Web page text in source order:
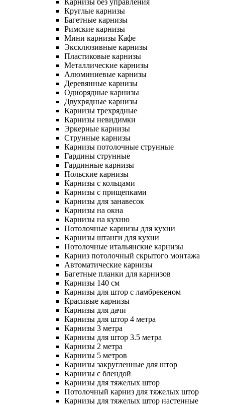
Карнизы без управления
Круглые карнизы
Багетные карнизы
Римские карнизы
Мини карнизы Кафе
Эксклюзивные карнизы
Пластиковые карнизы
Металлические карнизы
Алюминиевые карнизы
Деревянные карнизы
Однорядные карнизы
Двухрядные карнизы
Карнизы трехрядные
Карнизы невидимки
Эркерные карнизы
Струнные карнизы
Карнизы потолочные струнные
Гардины струнные
Гардинные карнизы
Польские карнизы
Карнизы с кольцами
Карнизы с прищепками
Карнизы для занавесок
Карнизы на окна
Карнизы на кухню
Потолочные карнизы для кухни
Карнизы штанги для кухни
Потолочные итальянские карнизы
Карниз потолочный скрытого монтажа
Автоматические карнизы
Багетные планки для карнизов
Карнизы 140 см
Карнизы для штор с ламбрекеном
Красивые карнизы
Карнизы для дачи
Карнизы для штор 4 метра
Карнизы 3 метра
Карнизы для штор 3.5 метра
Карнизы 2 метра
Карнизы 5 метров
Карнизы закругленные для штор
Карнизы с блендой
Карнизы для тяжелых штор
Потолочный карниз для тяжелых штор
Карнизы для тяжелых штор настенные